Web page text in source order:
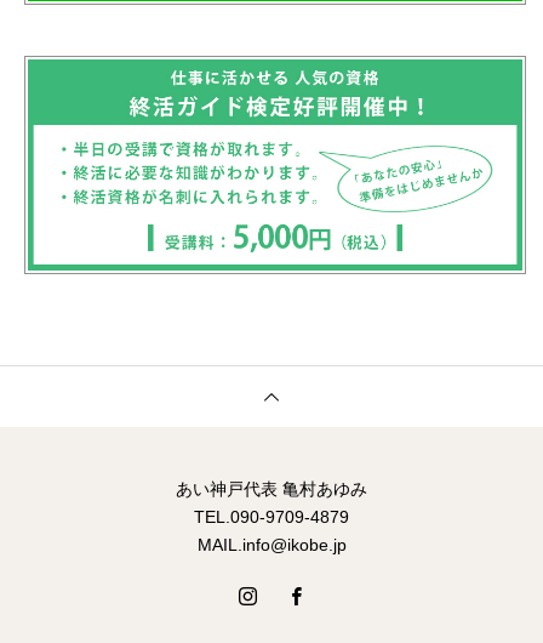
あい神戸代表 亀村あゆみ
TEL.090-9709-4879
MAIL.info@ikobe.jp